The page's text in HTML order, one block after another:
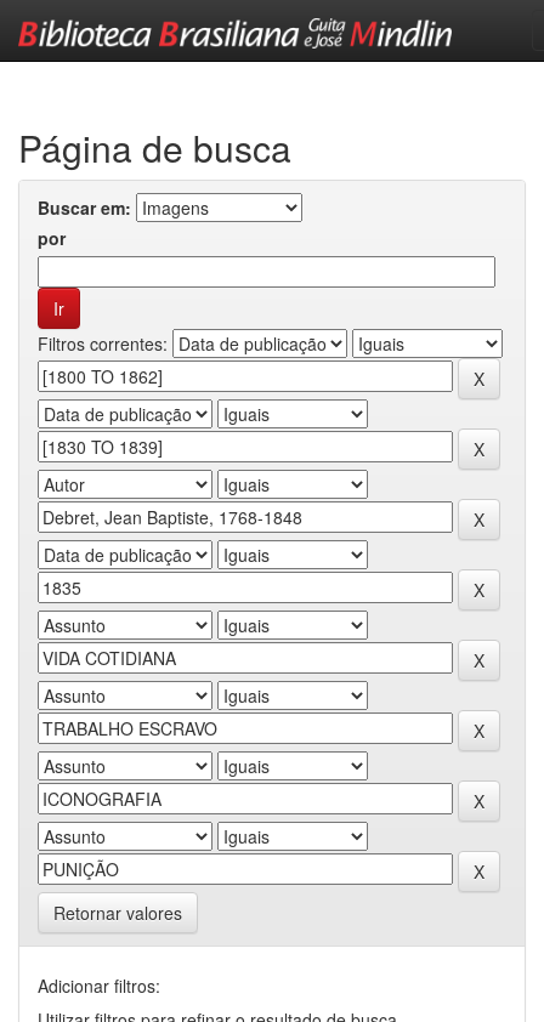
Página de busca
Buscar em:
por
Filtros correntes:
Retornar valores
Adicionar filtros: